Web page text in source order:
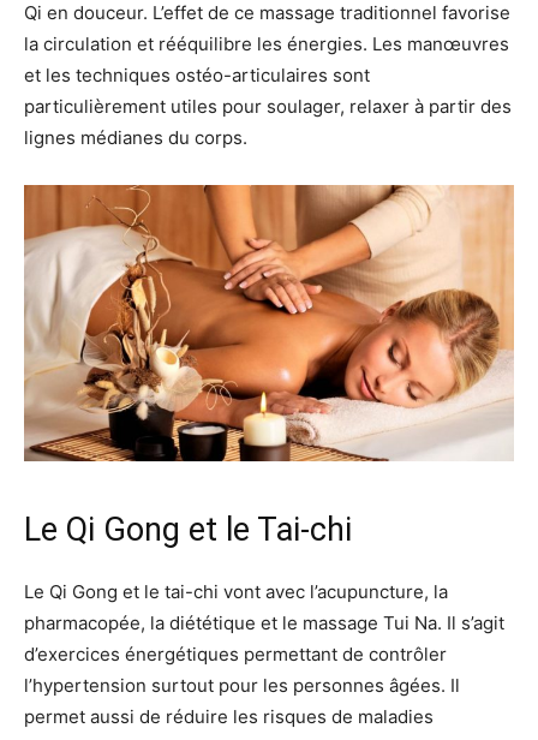
Qi en douceur. L’effet de ce massage traditionnel favorise
la circulation et rééquilibre les énergies. Les manœuvres
et les techniques ostéo-articulaires sont
particulièrement utiles pour soulager, relaxer à partir des
lignes médianes du corps.
Le Qi Gong et le Tai-chi
Le Qi Gong et le tai-chi vont avec l’acupuncture, la
pharmacopée, la diététique et le massage Tui Na. Il s’agit
d’exercices énergétiques permettant de contrôler
l’hypertension surtout pour les personnes âgées. Il
permet aussi de réduire les risques de maladies